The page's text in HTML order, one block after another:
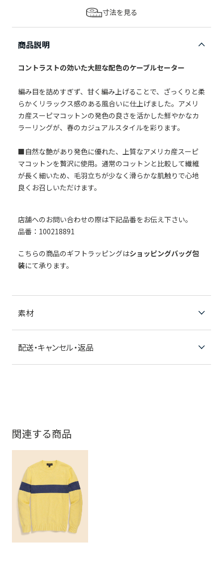
寸法を見る
商品説明
コントラストの効いた大胆な配色のケーブルセーター
編み目を詰めすぎず、甘く編み上げることで、ざっくりと柔
らかくリラックス感のある風合いに仕上げました。アメリ
カ産スーピマコットンの発色の良さを活かした鮮やかなカ
ラーリングが、春のカジュアルスタイルを彩ります。
■自然な艶があり発色に優れた、上質なアメリカ産スーピ
マコットンを贅沢に使用。通常のコットンと比較して繊維
が長く細いため、毛羽立ちが少なく滑らかな肌触りで心地
良くお召しいただけます。
店舗へのお問い合わせの際は下記品番をお伝え下さい。
品番：100218891
こちらの商品のギフトラッピングはショッピングバッグ包
装にて承ります。
素材
配送・キャンセル・返品
関連する商品